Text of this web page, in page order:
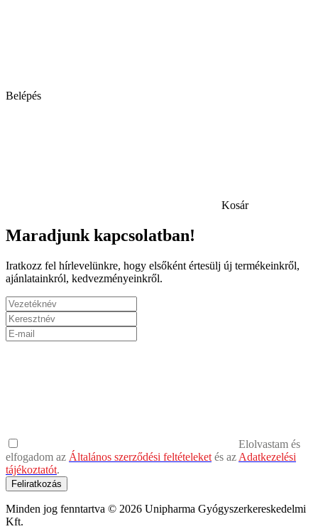
Belépés
Kosár
Maradjunk kapcsolatban!
Iratkozz fel hírlevelünkre, hogy elsőként értesülj új termékeinkről,
ajánlatainkról, kedvezményeinkről.
Elolvastam és
elfogadom az Általános szerződési feltételeket és az Adatkezelési
tájékoztatót.
Feliratkozás
Minden jog fenntartva © 2026 Unipharma Gyógyszerkereskedelmi
Kft.